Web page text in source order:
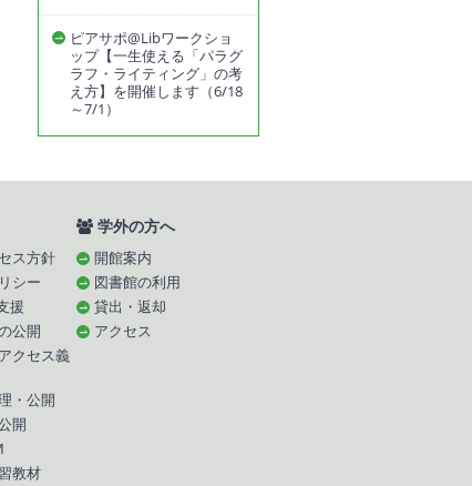
ピアサポ@Libワークショ
ップ【一生使える「パラグ
ラフ・ライティング」の考
え方】を開催します（6/18
～7/1）
ス方針
シー
援
公開
クセス義
・公開
開
教材
学外の方へ
開館案内
図書館の利用
貸出・返却
アクセス